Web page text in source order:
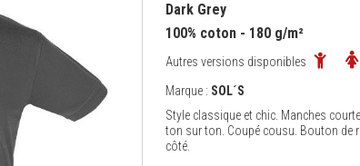
Dark Grey
100% coton - 180 g/m²
Autres versions disponibles
Marque : SOL´S
Style classique et chic. Manches
ton sur ton. Coupé cousu. Bouton de
côté.